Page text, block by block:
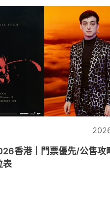
香港｜門票優先/公售攻
表